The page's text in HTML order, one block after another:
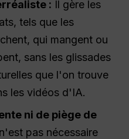
: Il gère les
tels que les
qui mangent ou
sans les glissades
que l'on trouve
les vidéos d'IA.
ni de piège de
pas nécessaire